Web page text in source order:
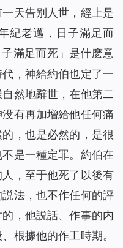
天告别人世，經上是
紀老邁，日子滿足而
滿足而死」是什麽意
，神給約伯也定了一
然地辭世，在他第二
有再加增給他任何痛
，也是必然的，是很
是一種定罪。約伯在
，至于他死了以後有
法，也不作任何的評
，他説話、作事的内
根據他的作工時期。